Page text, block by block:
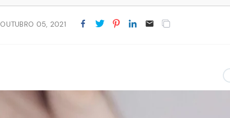
OUTUBRO 05, 2021